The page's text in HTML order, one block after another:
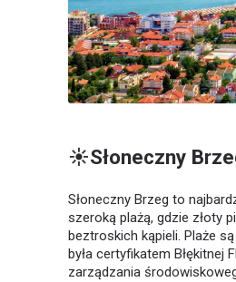
☀️Słoneczny
Słoneczny Brzeg to
szeroką plażą, gdzie złoty
beztroskich kąpieli. Plaże
była certyfikatem
zarządzania